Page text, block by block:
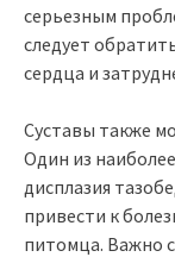
серьезным
следует
сердца и
Суставы также
Один из
дисплазия
привести к
питомца. Важно